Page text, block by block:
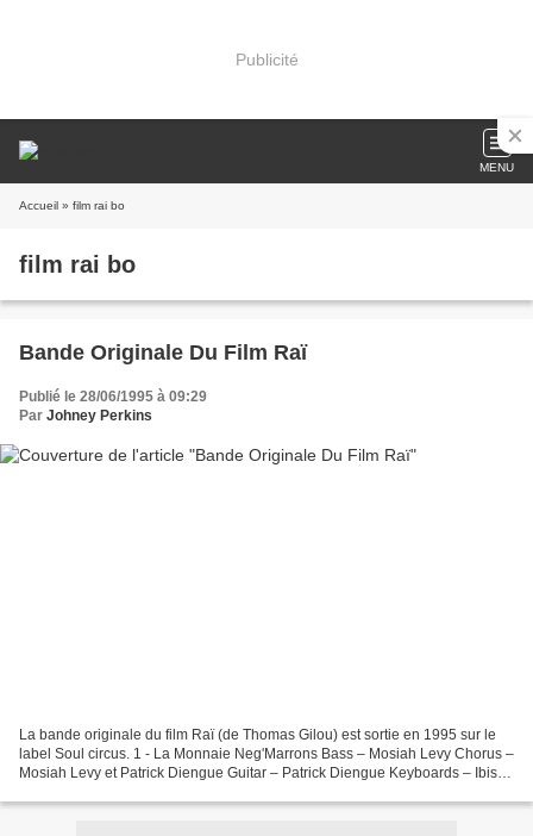
Publicité
MENU
Accueil » film rai bo
film rai bo
Bande Originale Du Film Raï
Publié le 28/06/1995 à 09:29
Par Johney Perkins
La bande originale du film Raï (de Thomas Gilou) est sortie en 1995 sur le
label Soul circus. 1 - La Monnaie Neg'Marrons Bass – Mosiah Levy Chorus –
Mosiah Levy et Patrick Diengue Guitar – Patrick Diengue Keyboards – Ibis